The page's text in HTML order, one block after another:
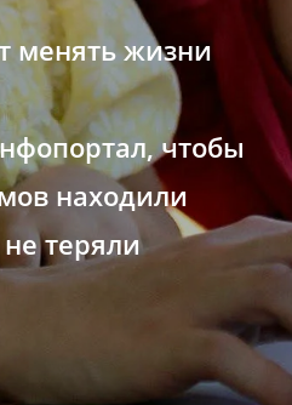
менять жизни
чтобы
находили
теряли